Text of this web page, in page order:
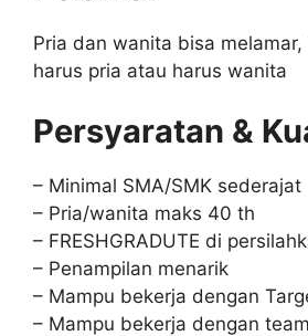
Pria dan wanita bisa
harus pria atau harus wanita
Persyaratan &
– Minimal SMA/SMK sederajat
– Pria/wanita maks 40 th
– FRESHGRADUTE di
– Penampilan menarik
– Mampu bekerja dengan
– Mampu bekerja dengan team